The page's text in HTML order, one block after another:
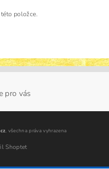
položce.
pro vás
, všechna práva vyhrazena
Shoptet